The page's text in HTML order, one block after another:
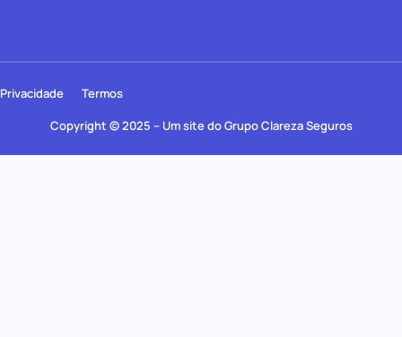
Copyright © 2025 – Um site do Grupo Clareza Seguros
Privacidade Termos